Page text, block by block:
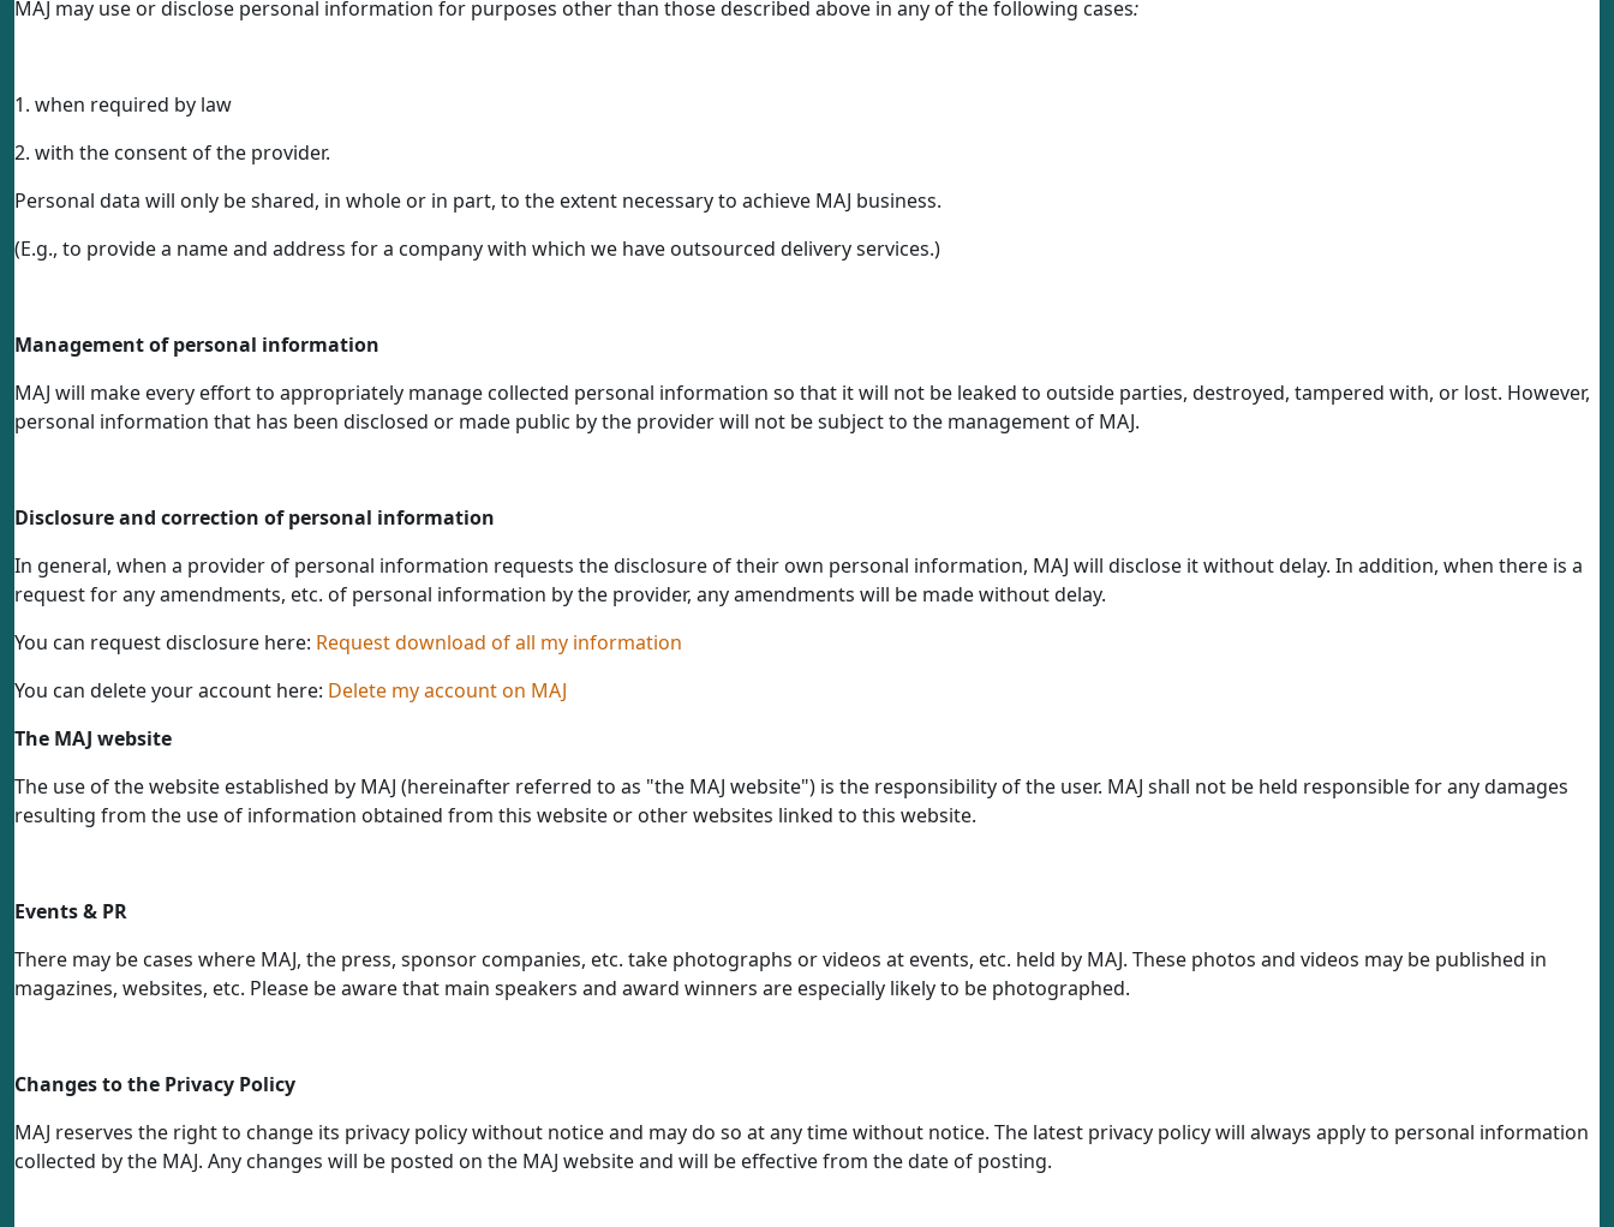
MAJ may use or disclose personal information for purposes other than those described above in any of the following cases:
1. when required by law
2. with the consent of the provider.
Personal data will only be shared, in whole or in part, to the extent necessary to achieve MAJ business.
(E.g., to provide a name and address for a company with which we have outsourced delivery services.)
Management of personal information
MAJ will make every effort to appropriately manage collected personal information so that it will not be leaked to outside parties, destroyed, tampered with, or lost. However,
personal information that has been disclosed or made public by the provider will not be subject to the management of MAJ.
Disclosure and correction of personal information
In general, when a provider of personal information requests the disclosure of their own personal information, MAJ will disclose it without delay. In addition, when there is a
request for any amendments, etc. of personal information by the provider, any amendments will be made without delay.
You can request disclosure here: Request download of all my information
You can delete your account here: Delete my account on MAJ
The MAJ website
The use of the website established by MAJ (hereinafter referred to as "the MAJ website") is the responsibility of the user. MAJ shall not be held responsible for any damages
resulting from the use of information obtained from this website or other websites linked to this website.
Events & PR
There may be cases where MAJ, the press, sponsor companies, etc. take photographs or videos at events, etc. held by MAJ. These photos and videos may be published in
magazines, websites, etc. Please be aware that main speakers and award winners are especially likely to be photographed.
Changes to the Privacy Policy
MAJ reserves the right to change its privacy policy without notice and may do so at any time without notice. The latest privacy policy will always apply to personal information
collected by the MAJ. Any changes will be posted on the MAJ website and will be effective from the date of posting.